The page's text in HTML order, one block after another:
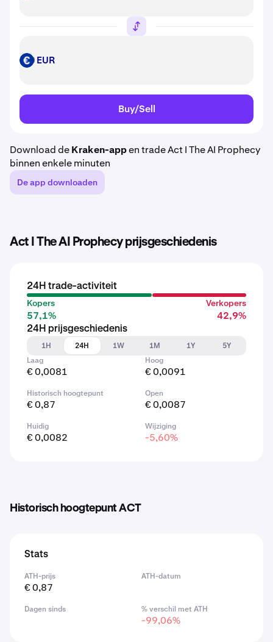
EUR EUR
Buy/Sell
Download deKraken-appen trade Act I The AI Prophecy
binnen enkele minuten
De app downloaden
Act I The AI Prophecy prijsgeschiedenis
24H trade-activiteit
Kopers
57,1%
Verkopers
42,9%
24H prijsgeschiedenis
1H
24H 1W 1M 1Y
5Y
Laag
€ 0,0081
Hoog
€ 0,0091
Historisch hoogtepunt
€ 0,87
Open
€ 0,0087
Huidig
€ 0,0082
Wijziging
-5,60%
Historisch hoogtepunt ACT
Stats
ATH-prijs
€ 0,87
ATH-datum
Dagen sinds % verschil met ATH
-99,06%